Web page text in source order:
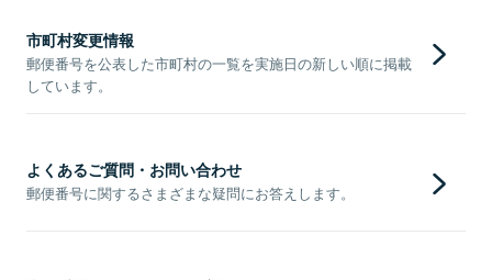
市町村変更情報
郵便番号を公表した市町村の一覧を実施日の新しい順に掲載
しています。
よくあるご質問・お問い合わせ
郵便番号に関するさまざまな疑問にお答えします。